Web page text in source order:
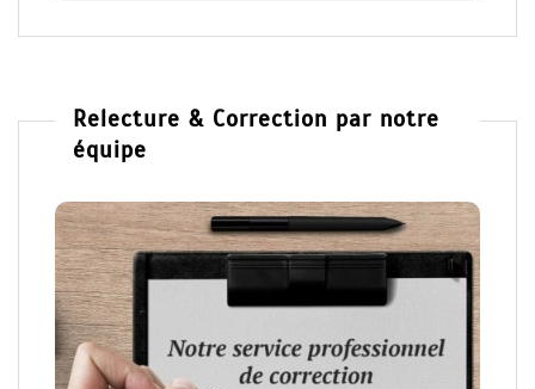
Relecture & Correction par notre
équipe